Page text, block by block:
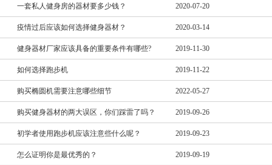
一套私人健身房的器材要多少钱？ 2020-07-20
疫情过后应该如何选择健身器材？ 2020-03-14
健身器材厂家应该具备的重要条件有哪些? 2019-11-30
如何选择跑步机 2019-11-22
购买椭圆机需要注意哪些细节 2022-05-27
购买健身器材的两大误区，你们踩雷了吗？ 2019-09-26
初学者使用跑步机应该注意些什么呢？ 2019-09-23
怎么证明你是最优秀的？ 2019-09-19